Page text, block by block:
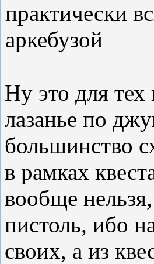
практически
аркебузой
Ну это для тех
лазанье по
большинство
в рамках
вообще
пистоль, ибо
своих, а из